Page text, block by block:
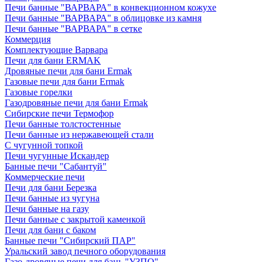
Печи банные "ВАРВАРА" в конвекционном кожухе
Печи банные "ВАРВАРА" в облицовке из камня
Печи банные "ВАРВАРА" в сетке
Коммерция
Комплектующие Варвара
Печи для бани ERMAK
Дровяные печи для бани Ermak
Газовые печи для бани Ermak
Газовые горелки
Газодровяные печи для бани Ermak
Сибирские печи Термофор
Печи банные толстостенные
Печи банные из нержавеющей стали
С чугунной топкой
Печи чугунные Искандер
Банные печи "Сабантуй"
Коммерческие печи
Печи для бани Березка
Печи банные из чугуна
Печи банные на газу
Печи банные с закрытой каменкой
Печи для бани с баком
Банные печи "Сибирский ПАР"
Уральский завод печного оборудования